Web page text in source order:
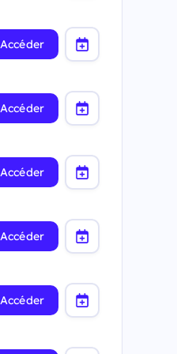
Accéder
Accéder
Accéder
Accéder
Accéder